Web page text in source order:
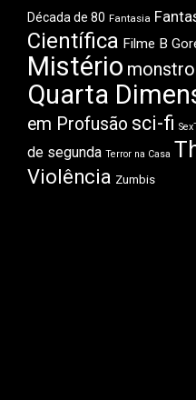
Década de 80 Fantasia
Científica Filme B
Mistério monstro
Quarta
em Profusão sci-fi
de segunda Terror na Casa
Violência Zumbis